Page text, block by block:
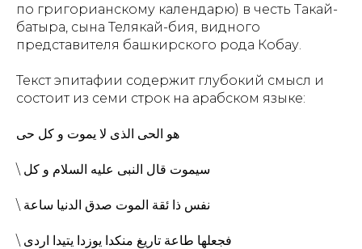
по григорианскому календарю) в честь Такай-
батыра, сына Телякай-бия, видного
представителя башкирского рода Кобау.
Текст эпитафии содержит глубокий смысл и
состоит из семи строк на арабском языке:
هو الحی الذی لا يموت و كل حی
\ سيموت قال النبی عليه السلام و كل
\ نفس ذا ئقة الموت صدق الدنیا ساعة
\ فجعلها طاعة تاریغ منکدا یوزدا یتیدا اردی